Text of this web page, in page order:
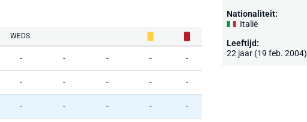
WEDS.
- - - - -
- - - - -
- - - - -
Nationaliteit:
Italië
Leeftijd:
22 jaar (19 feb. 2004)